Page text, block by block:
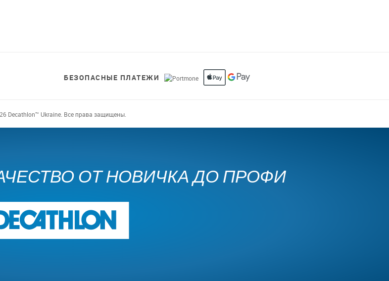
БЕЗОПАСНЫЕ ПЛАТЕЖИ
Decathlon™ Ukraine. Все права защищены.
ОТ НОВИЧКА ДО ПРОФИ